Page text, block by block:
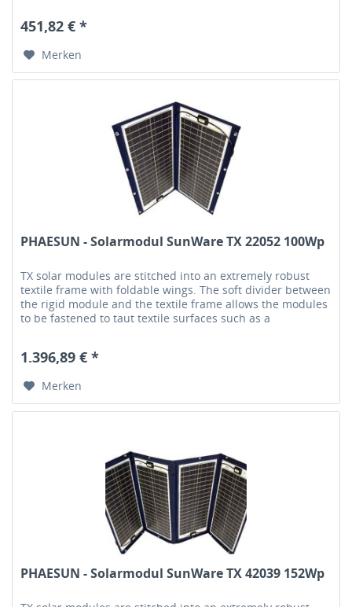
451,82 € *
Merken
PHAESUN - Solarmodul SunWare TX 22052 100Wp
TX solar modules are stitched into an extremely robust
textile frame with foldable wings. The soft divider between
the rigid module and the textile frame allows the modules
to be fastened to taut textile surfaces such as a
1.396,89 € *
Merken
PHAESUN - Solarmodul SunWare TX 42039 152Wp